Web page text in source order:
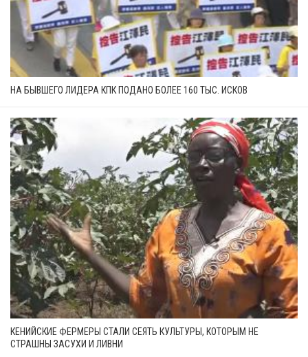
НА БЫВШЕГО ЛИДЕРА КПК ПОДАНО БОЛЕЕ 160 ТЫС. ИСКОВ
КЕНИЙСКИЕ ФЕРМЕРЫ СТАЛИ СЕЯТЬ КУЛЬТУРЫ, КОТОРЫМ НЕ
СТРАШНЫ ЗАСУХИ И ЛИВНИ